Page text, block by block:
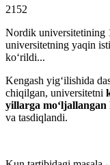
2152
Nordik universitetining
universitetning yaqin
ko‘rildi...
Kengash yig‘ilishida
chiqilgan, universitetni
yillarga
va tasdiqlandi.